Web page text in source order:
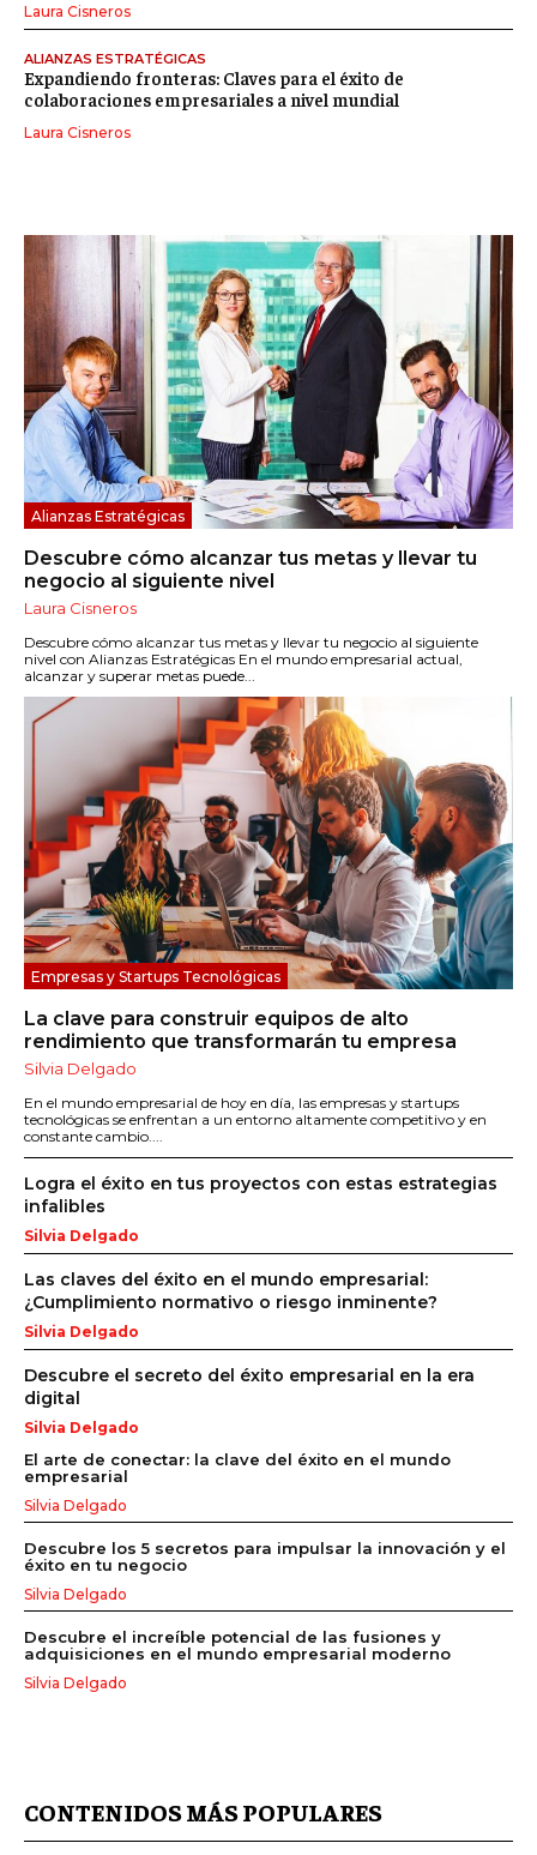
Alianzas Estratégicas
Descubre cómo alcanzar tus metas y llevar tu
negocio al siguiente nivel
Laura Cisneros
Descubre cómo alcanzar tus metas y llevar tu negocio al siguiente
nivel con Alianzas Estratégicas En el mundo empresarial actual,
alcanzar y superar metas puede...
Empresas y Startups Tecnológicas
La clave para construir equipos de alto
rendimiento que transformarán tu empresa
Silvia Delgado
En el mundo empresarial de hoy en día, las empresas y startups
tecnológicas se enfrentan a un entorno altamente competitivo y en
constante cambio....
Logra el éxito en tus proyectos con estas estrategias
infalibles
Silvia Delgado
Las claves del éxito en el mundo empresarial:
¿Cumplimiento normativo o riesgo inminente?
Silvia Delgado
Descubre el secreto del éxito empresarial en la era
digital
Silvia Delgado
El arte de conectar: la clave del éxito en el mundo
empresarial
Silvia Delgado
Descubre los 5 secretos para impulsar la innovación y el
éxito en tu negocio
Silvia Delgado
Descubre el increíble potencial de las fusiones y
adquisiciones en el mundo empresarial moderno
Silvia Delgado
Laura Cisneros
ALIANZAS ESTRATÉGICAS
Expandiendo fronteras: Claves para el éxito de
colaboraciones empresariales a nivel mundial
Laura Cisneros
CONTENIDOS MÁS POPULARES